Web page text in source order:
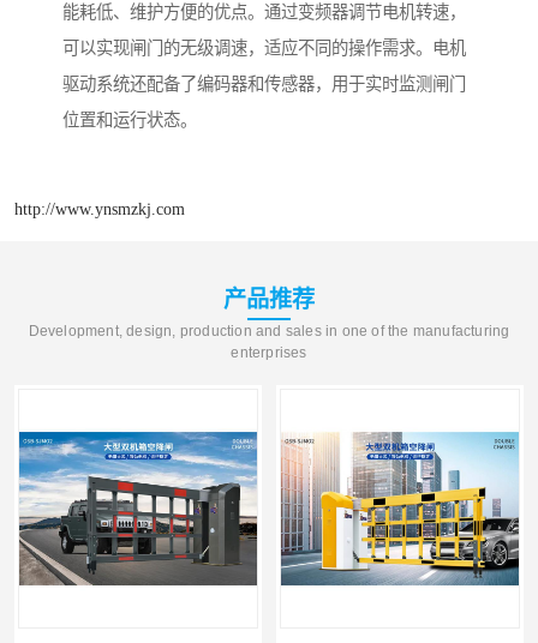
能耗低、维护方便的优点。通过变频器调节电机转速，
可以实现闸门的无级调速，适应不同的操作需求。电机
驱动系统还配备了编码器和传感器，用于实时监测闸门
位置和运行状态。
http://www.ynsmzkj.com
产品推荐
Development, design, production and sales in one of the manufacturing
enterprises